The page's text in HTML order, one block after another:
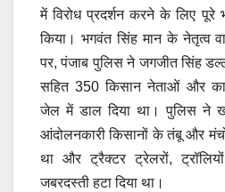
में विरोध प्रदर्शन करने के लिए पूरे
किया। भगवंत सिंह मान के नेतृत्व
पर, पंजाब पुलिस ने जगजीत सिंह
सहित 350 किसान नेताओं और
जेल में डाल दिया था। पुलिस ने
आंदोलनकारी किसानों के तंबू और
था और ट्रैक्टर ट्रेलरों,
जबरदस्ती हटा दिया था।